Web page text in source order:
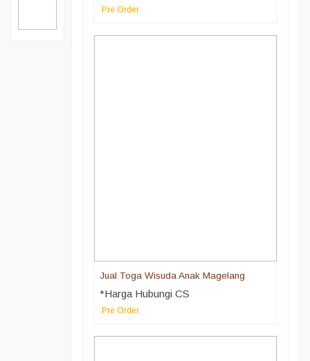
Pre Order
Jual Toga Wisuda Anak Magelang
*Harga Hubungi CS
Pre Order